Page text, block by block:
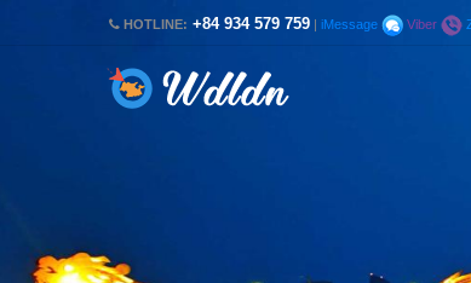
HOTLINE: +84 934 579 759 |iMessage Viber